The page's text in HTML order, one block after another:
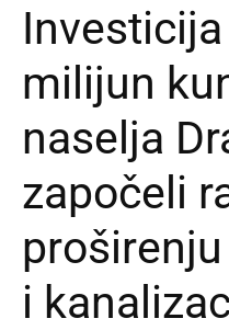
Investicija
milijun
naselja
započeli
i